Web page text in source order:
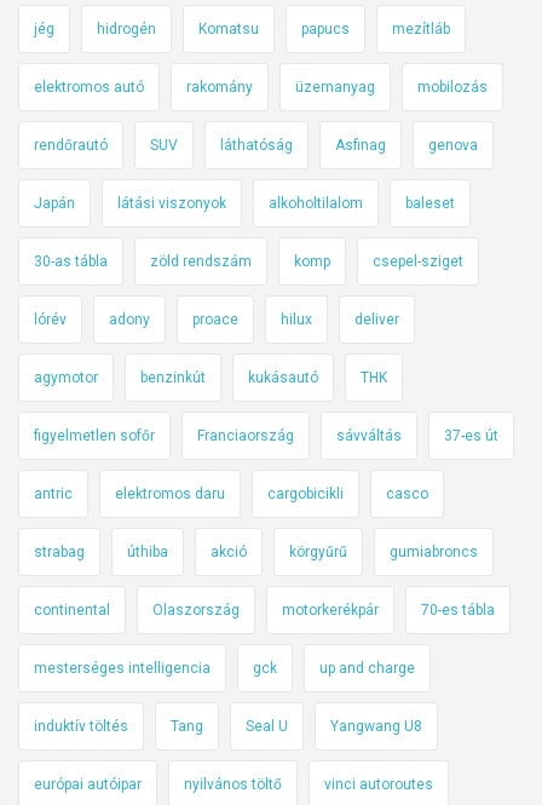
jég hidrogén Komatsu papucs mezítláb
elektromos autó rakomány üzemanyag mobilozás
rendőrautó SUV láthatóság Asfinag genova
Japán látási viszonyok alkoholtilalom baleset
30-as tábla zöld rendszám komp csepel-sziget
lórév adony proace hilux deliver
agymotor benzinkút kukásautó THK
figyelmetlen sofőr Franciaország sávváltás 37-es út
antric elektromos daru cargobicikli casco
strabag úthiba akció körgyűrű gumiabroncs
continental Olaszország motorkerékpár 70-es tábla
mesterséges intelligencia gck up and charge
induktív töltés Tang Seal U Yangwang U8
európai autóipar nyilvános töltő vinci autoroutes